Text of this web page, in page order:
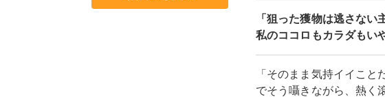
「狙った獲物は逃さな
私のココロもカラダも
「そのまま気持イイこ
でそう囁きながら、熱